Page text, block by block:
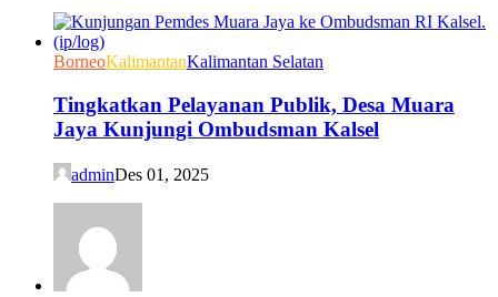
BorneoKalimantanKalimantan Selatan
Tingkatkan Pelayanan Publik, Desa Muara
Jaya Kunjungi Ombudsman Kalsel
adminDes 01, 2025